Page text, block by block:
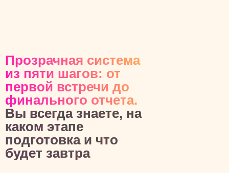
Прозрачная система
из пяти шагов: от
первой встречи до
финального отчета.
Вы всегда знаете, на
каком этапе
подготовка и что
будет завтра